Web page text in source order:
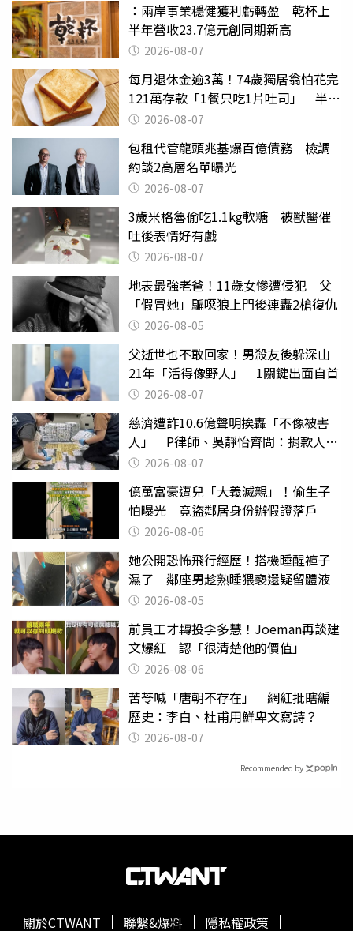
：兩岸事業穩健獲利虧轉盈 乾杯上
半年營收23.7億元創同期新高
2026-08-07
每月退休金逾3萬！74歲獨居翁怕花完
121萬存款「1餐只吃1片吐司」 半年
後暴瘦嚇壞女兒
2026-08-07
包租代管龍頭兆基爆百億債務 檢調
約談2高層名單曝光
2026-08-07
3歲米格魯偷吃1.1kg軟糖 被獸醫催
吐後表情好有戲
2026-08-07
地表最強老爸！11歲女慘遭侵犯 父
「假冒她」騙噁狼上門後連轟2槍復仇
2026-08-05
父逝世也不敢回家！男殺友後躲深山
21年「活得像野人」 1關鍵出面自首
2026-08-07
慈濟遭詐10.6億聲明挨轟「不像被害
人」 P律師、吳靜怡齊問：捐款人有
權知道真相
2026-08-07
億萬富豪遭兒「大義滅親」！偷生子
怕曝光 竟盜鄰居身份辦假證落戶
2026-08-06
她公開恐怖飛行經歷！搭機睡醒褲子
濕了 鄰座男趁熟睡猥褻還疑留體液
2026-08-05
前員工才轉投李多慧！Joeman再談建
文爆紅 認「很清楚他的價值」
2026-08-06
苦苓喊「唐朝不存在」 網紅批瞎編
歷史：李白、杜甫用鮮卑文寫詩？
2026-08-07
Recommended by
關於CTWANT 聯繫&爆料 隱私權政策